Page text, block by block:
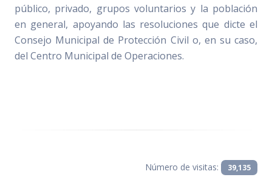
público, privado, grupos voluntarios y la población
en general, apoyando las resoluciones que dicte el
Consejo Municipal de Protección Civil o, en su caso,
del Centro Municipal de Operaciones.
Número de visitas: 39,135